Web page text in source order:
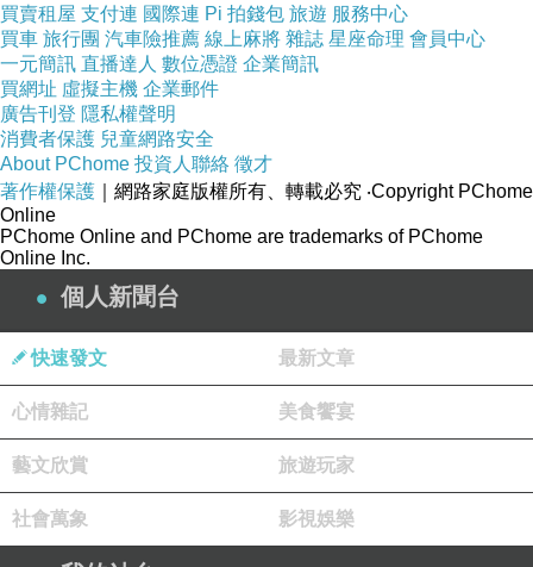
買賣租屋 支付連 國際連 Pi 拍錢包 旅遊 服務中心
買車 旅行團 汽車險推薦 線上麻將 雜誌 星座命理 會員中心
一元簡訊 直播達人 數位憑證 企業簡訊
買網址 虛擬主機 企業郵件
廣告刊登 隱私權聲明
消費者保護 兒童網路安全
About PChome 投資人聯絡 徵才
著作權保護 ｜網路家庭版權所有、轉載必究 ‧Copyright PChome
Online
PChome Online and PChome are trademarks of PChome
Online Inc.
個人新聞台
快速發文 最新文章
心情雜記 美食饗宴
藝文欣賞 旅遊玩家
社會萬象 影視娛樂